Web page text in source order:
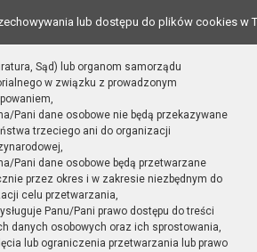
lub dostępu do plików cookies w
Sąd) lub organom samorządu
w związku z prowadzonym
Pani dane osobowe nie będą przekazywane
trzeciego ani do organizacji
Pani dane osobowe będą przetwarzane
przez okres i w zakresie niezbędnym do
celu przetwarzania,
Panu/Pani prawo dostępu do treści
danych osobowych oraz ich sprostowania,
lub ograniczenia przetwarzania lub prawo